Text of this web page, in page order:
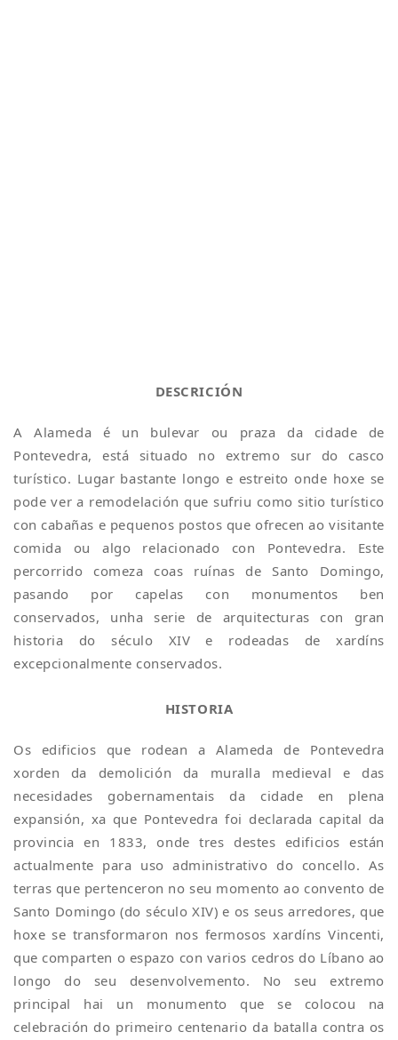
DESCRICIÓN
A Alameda é un bulevar ou praza da cidade de
Pontevedra, está situado no extremo sur do casco
turístico. Lugar bastante longo e estreito onde hoxe se
pode ver a remodelación que sufriu como sitio turístico
con cabañas e pequenos postos que ofrecen ao visitante
comida ou algo relacionado con Pontevedra. Este
percorrido comeza coas ruínas de Santo Domingo,
pasando por capelas con monumentos ben
conservados, unha serie de arquitecturas con gran
historia do século XIV e rodeadas de xardíns
excepcionalmente conservados.
HISTORIA
Os edificios que rodean a Alameda de Pontevedra
xorden da demolición da muralla medieval e das
necesidades gobernamentais da cidade en plena
expansión, xa que Pontevedra foi declarada capital da
provincia en 1833, onde tres destes edificios están
actualmente para uso administrativo do concello. As
terras que pertenceron no seu momento ao convento de
Santo Domingo (do século XIV) e os seus arredores, que
hoxe se transformaron nos fermosos xardíns Vincenti,
que comparten o espazo con varios cedros do Líbano ao
longo do seu desenvolvemento. No seu extremo
principal hai un monumento que se colocou na
celebración do primeiro centenario da batalla contra os